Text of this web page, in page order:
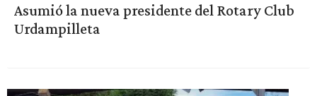
Asumió la nueva presidente del Rotary Club
Urdampilleta